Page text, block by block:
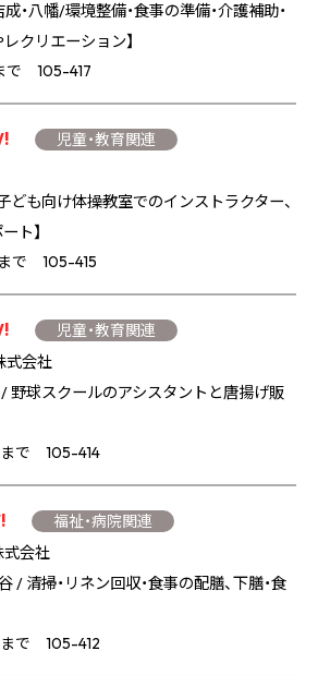
成・八幡/環境整備・食事の準備・介護補助・
クリエーション】
で 105-417
児童・教育関連
ども向け体操教室でのインストラクター、
ト】
で 105-415
児童・教育関連
式会社
/ 野球スクールのアシスタントと唐揚げ販
で 105-414
福祉・病院関連
式会社
/ 清掃・リネン回収・食事の配膳、下膳・食
で 105-412